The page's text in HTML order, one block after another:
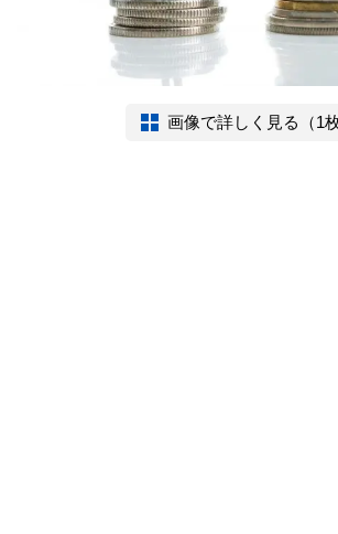
画像で詳しく見る（1枚